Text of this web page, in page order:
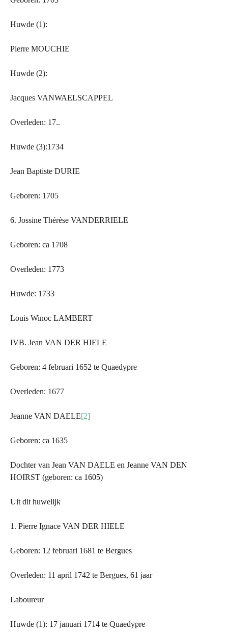
Huwde (1):
Pierre MOUCHIE
Huwde (2):
Jacques VANWAELSCAPPEL
Overleden: 17..
Huwde (3):1734
Jean Baptiste DURIE
Geboren: 1705
6. Jossine Thérèse VANDERRIELE
Geboren: ca 1708
Overleden: 1773
Huwde: 1733
Louis Winoc LAMBERT
IVB. Jean VAN DER HIELE
Geboren: 4 februari 1652 te Quaedypre
Overleden: 1677
Jeanne VAN DAELE[2]
Geboren: ca 1635
Dochter van Jean VAN DAELE en Jeanne VAN DEN
HOIRST (geboren: ca 1605)
Uit dit huwelijk
1. Pierre Ignace VAN DER HIELE
Geboren: 12 februari 1681 te Bergues
Overleden: 11 april 1742 te Bergues, 61 jaar
Laboureur
Huwde (1): 17 januari 1714 te Quaedypre